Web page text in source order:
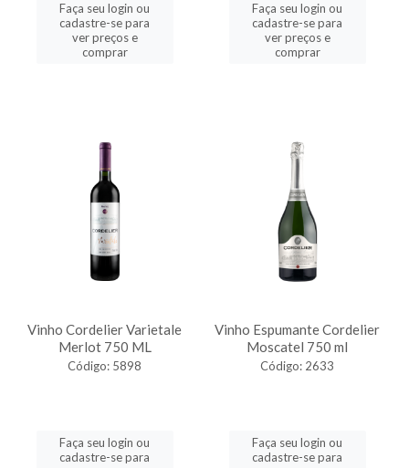
Faça seu login ou
cadastre-se para
ver preços e
comprar
Faça seu login ou
cadastre-se para
ver preços e
comprar
Vinho Cordelier Varietale
Merlot 750 ML
Código: 5898
Faça seu login ou
cadastre-se para
Vinho Espumante Cordelier
Moscatel 750 ml
Código: 2633
Faça seu login ou
cadastre-se para